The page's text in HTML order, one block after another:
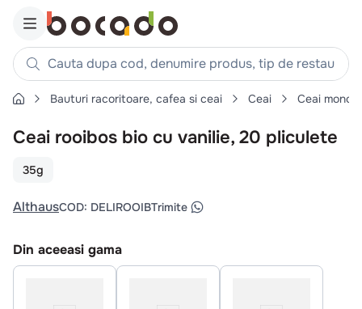
Cauta dupa cod, denumire produs, tip de restaurant,
Căutări populare
1. cartofi
. piept pui
4. chifle
5 .
6. coaste
Bauturi racoritoare, cafea si ceai Ceai Ceai
Ceai rooibos bio cu vanilie, 20 pliculete
35g
AlthausCOD: DELIROOIBTrimite
Din aceeasi gama